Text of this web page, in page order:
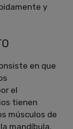
y
en que
el
tienen
músculos de
mandíbula.